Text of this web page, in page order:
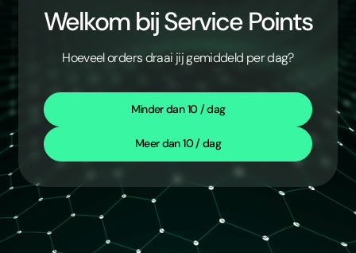
Welkom bij Service Points
Hoeveel orders draai jij gemiddeld per dag?
Minder dan 10 / dag
Meer dan 10 / dag